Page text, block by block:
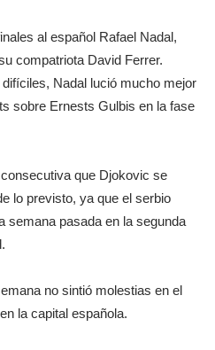
al español Rafael Nadal,
compatriota David Ferrer.
Nadal lució mucho mejor
sobre Ernests Gulbis en la fase
que Djokovic se
lo previsto, ya que el serbio
semana pasada en la segunda
no sintió molestias en el
la capital española.